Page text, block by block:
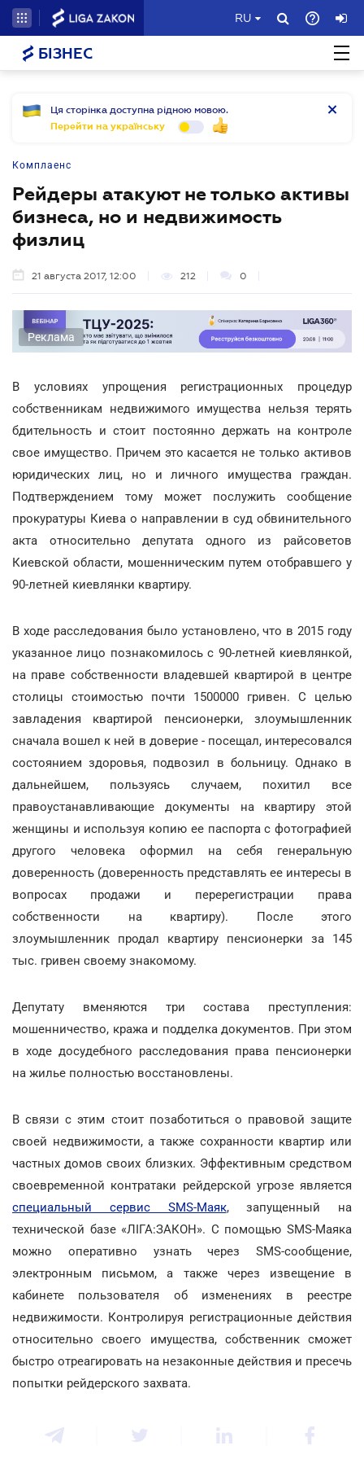
RU
БІЗНЕС
Ця сторінка доступна рідною мовою.
Перейти на українську
Комплаенс
Рейдеры атакуют не только активы
бизнеса, но и недвижимость
физлиц
21 августа 2017, 12:00 212 0
Реклама
В условиях упрощения регистрационных процедур
собственникам недвижимого имущества нельзя терять
бдительность и стоит постоянно держать на контроле
свое имущество. Причем это касается не только активов
юридических лиц, но и личного имущества граждан.
Подтверждением тому может послужить сообщение
прокуратуры Киева о направлении в суд обвинительного
акта относительно депутата одного из райсоветов
Киевской области, мошенническим путем отобравшего у
90-летней киевлянки квартиру.
В ходе расследования было установлено, что в 2015 году
указанное лицо познакомилось с 90-летней киевлянкой,
на праве собственности владевшей квартирой в центре
столицы стоимостью почти 1500000 гривен. С целью
завладения квартирой пенсионерки, злоумышленник
сначала вошел к ней в доверие - посещал, интересовался
состоянием здоровья, подвозил в больницу. Однако в
дальнейшем, пользуясь случаем, похитил все
правоустанавливающие документы на квартиру этой
женщины и используя копию ее паспорта с фотографией
другого человека оформил на себя генеральную
доверенность (доверенность представлять ее интересы в
вопросах продажи и перерегистрации права
собственности на квартиру). После этого
злоумышленник продал квартиру пенсионерки за 145
тыс. гривен своему знакомому.
Депутату вменяются три состава преступления:
мошенничество, кража и подделка документов. При этом
в ходе досудебного расследования права пенсионерки
на жилье полностью восстановлены.
В связи с этим стоит позаботиться о правовой защите
своей недвижимости, а также сохранности квартир или
частных домов своих близких. Эффективным средством
своевременной контратаки рейдерской угрозе является
специальный сервис SMS-Маяк, запущенный на
технической базе «ЛІГА:ЗАКОН». С помощью SMS-Маяка
можно оперативно узнать через SMS-сообщение,
электронным письмом, а также через извещение в
кабинете пользователя об изменениях в реестре
недвижимости. Контролируя регистрационные действия
относительно своего имущества, собственник сможет
быстро отреагировать на незаконные действия и пресечь
попытки рейдерского захвата.